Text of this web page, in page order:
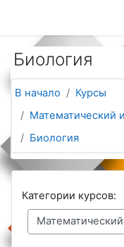
Биология
В начало
Курсы
Математический
Биология
Категории курсов: